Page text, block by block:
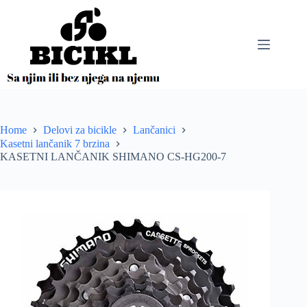
Home Delovi za bicikle
Lančanici
Kasetni lančanik 7 brzina
KASETNI LANČANIK SHIMANO CS-HG200-7